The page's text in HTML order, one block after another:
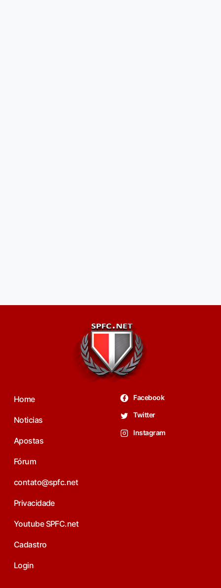
Home
Noticias
Apostas
Fórum
contato@spfc.net
Privacidade
Youtube SPFC.net
Cadastro
Login
Facebook
Twitter
Instagram